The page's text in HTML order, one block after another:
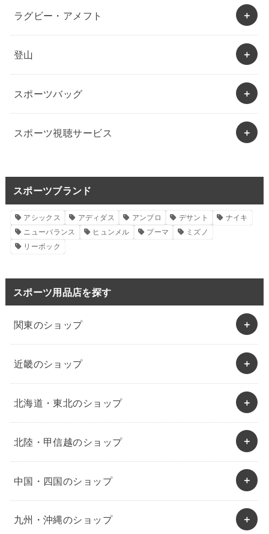
ラグビー・アメフト
登山
スポーツバッグ
スポーツ視聴サービス
スポーツブランド
アシックス アディダス アンブロ デサント
ナイキ
ニューバランス
ヒュンメル プーマ
ミズノ
リーボック
スポーツ用品店を探す
関東のショップ
近畿のショップ
北海道・東北のショップ
北陸・甲信越のショップ
中国・四国のショップ
九州・沖縄のショップ